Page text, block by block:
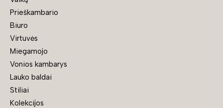
Prieškambario
Biuro
Virtuvės
Miegamojo
Vonios kambarys
Lauko baldai
Stiliai
Kolekcijos